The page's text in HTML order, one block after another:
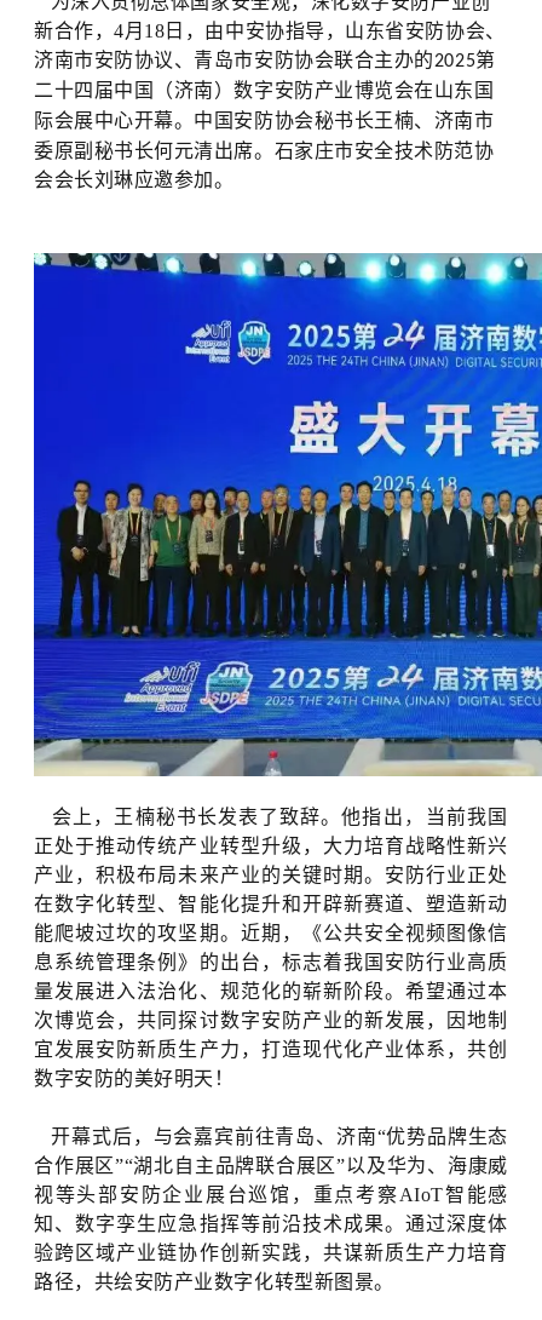
新合作，4月18日，由中安协指导，山东省安防协会、
济南市安防协议、青岛市安防协会联合主办的2025第
二十四届中国（济南）数字安防产业博览会在山东国
际会展中心开幕。中国安防协会秘书长王楠、济南市
委原副秘书长何元清出席。 石家庄市安全技术防范协
会会长刘琳应邀参加。
会上，王楠秘书长发表了致辞。他指出 ，
当前我国
正处于推动传统产业转型升级，大力培育战略性新兴
产业，积极布局未来产业的关键时期。 安防行业正处
在数字化转型、智能化提升和开辟新赛道、塑造新动
能爬坡过坎的攻坚期。近期，《公共安全视频图像信
息系统管理条例 》 的出台， 标志着我国 安防行业高质
量发展进入法治化、规范化的崭新阶段。希望通过本
次博览会，共同探讨数字安防产业的新发展，因地制
宜发展安防新质生产力，打造现代化产业体系，共创
数字安防的美好明天！
开幕式后，与会嘉宾前往青岛、济南“优势品牌生态
合作展区”“湖北自主品牌联合展区”以及华为、海康威
视等头部安防企业展台巡馆，重点考察AIoT智能感
知、数字孪生应急指挥等前沿技术成果。通过深度体
验跨区域产业链协作创新实践，共谋新质生产力培育
路径，共绘安防产业数字化转型新图景。